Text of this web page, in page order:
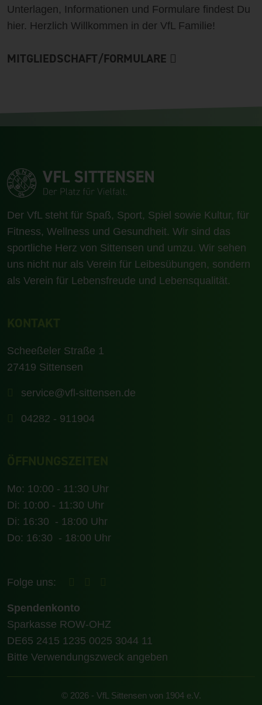
Unterlagen, Informationen und Formulare findest Du
hier. Herzlich Willkommen in der VfL Familie!
MITGLIEDSCHAFT/FORMULARE
Der VfL steht für Spaß, Sport, Spiel sowie Kultur, für
Fit­ness, Well­ness und Gesund­heit. Wir sind das
sport­­liche Herz von Sittensen und umzu. Wir sehen
uns nicht nur als Ver­ein für Lei­bes­übun­gen, son­dern
als Ver­ein für Le­bens­freu­de und Le­bens­quali­tät.
Scheeßeler Straße 1
27419 Sittensen
service@vfl-sittensen.de
04282 - 911904
Mo: 10:00 - 11:30 Uhr
Di: 10:00 - 11:30 Uhr
Di: 16:30 - 18:00 Uhr
Do: 16:30 - 18:00 Uhr
Folge uns:
Spendenkonto
Sparkasse ROW-OHZ
DE65 2415 1235 0025 3044 11
Bitte Verwendungszweck angeben
© 2026 - VfL Sittensen von 1904 e.V.